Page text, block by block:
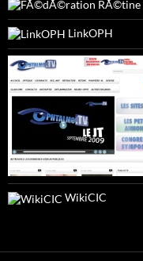
LinkOPH
WikiCIC